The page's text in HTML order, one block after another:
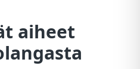
aiheet